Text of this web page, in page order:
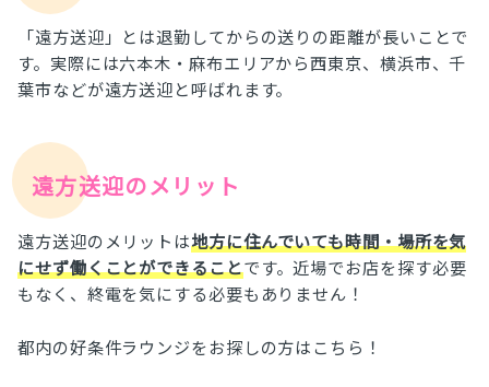
「遠方送迎」とは退勤してからの送りの距離が長いことで
す。実際には六本木・麻布エリアから西東京、横浜市、千
葉市などが遠方送迎と呼ばれます。
遠方送迎のメリット
遠方送迎のメリットは地方に住んでいても時間・場所を気
にせず働くことができることです。近場でお店を探す必要
もなく、終電を気にする必要もありません！
都内の好条件ラウンジをお探しの方はこちら！